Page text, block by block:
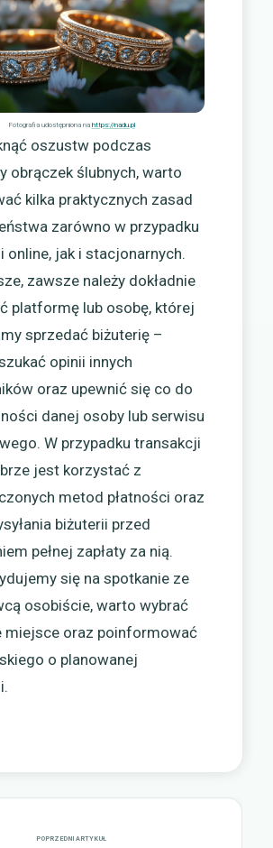
Fotografia udostępniona na https://nadu.pl
oszustw podczas
obrączek ślubnych, warto
kilka praktycznych zasad
zarówno w przypadku
online, jak i stacjonarnych.
zawsze należy dokładnie
platformę lub osobę, której
sprzedać biżuterię –
opinii innych
oraz upewnić się co do
danej osoby lub serwisu
W przypadku transakcji
jest korzystać z
metod płatności oraz
biżuterii przed
pełnej zapłaty za nią.
się na spotkanie ze
osobiście, warto wybrać
miejsce oraz poinformować
o planowanej